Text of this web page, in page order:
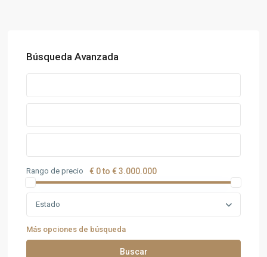
Búsqueda Avanzada
Rango de precio € 0 to € 3.000.000
Estado
Más opciones de búsqueda
Buscar